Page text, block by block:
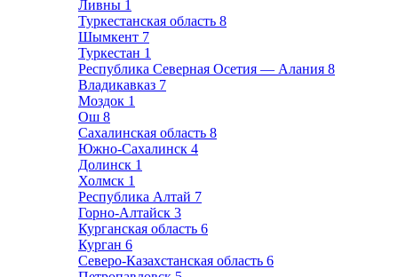
Ливны 1
Туркестанская область 8
Шымкент 7
Туркестан 1
Республика Северная Осетия — Алания 8
Владикавказ 7
Моздок 1
Ош 8
Сахалинская область 8
Южно-Сахалинск 4
Долинск 1
Холмск 1
Республика Алтай 7
Горно-Алтайск 3
Курганская область 6
Курган 6
Северо-Казахстанская область 6